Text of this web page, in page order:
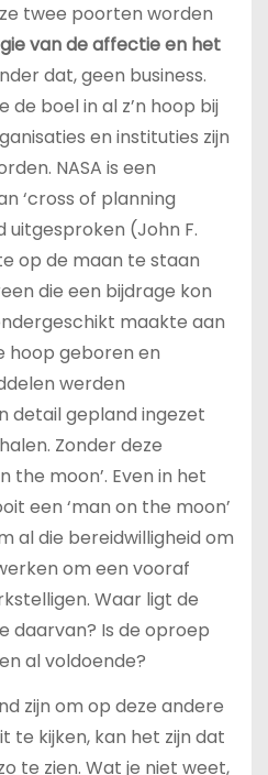
twee poorten worden
van de affectie en het
dat, geen business.
de boel in al z’n hoop bij
en instituties zijn
NASA is een
‘cross of planning
uitgesproken (John F.
op de maan te staan
die een bijdrage kon
maakte aan
hoop geboren en
werden
detail gepland ingezet
Zonder deze
the moon’. Even in het
een ‘man on the moon’
al die bereidwilligheid om
om een vooraf
Waar ligt de
daarvan? Is de oproep
al voldoende?
zijn om op deze andere
te kijken, kan het zijn dat
te zien. Wat je niet weet,